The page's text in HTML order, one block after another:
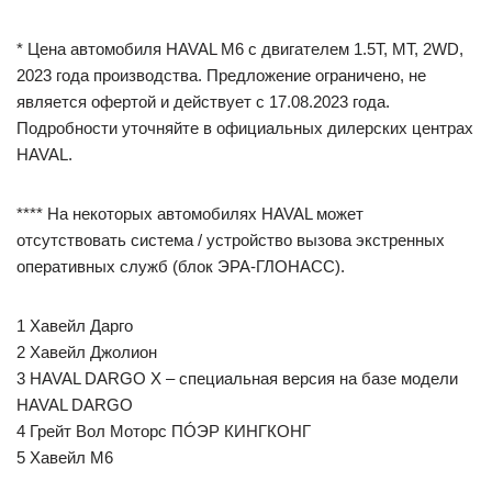
* Цена автомобиля HAVAL M6 с двигателем 1.5T, MТ, 2WD,
2023 года производства. Предложение ограничено, не
является офертой и действует с 17.08.2023 года.
Подробности уточняйте в официальных дилерских центрах
HAVAL.
**** На некоторых автомобилях HAVAL может
отсутствовать система / устройство вызова экстренных
оперативных служб (блок ЭРА-ГЛОНАСС).
1 Хавейл Дарго
2 Хавейл Джолион
3 HAVAL DARGO X – специальная версия на базе модели
HAVAL DARGO
4 Грейт Вол Моторс ПÓЭР КИНГКОНГ
5 Хавейл M6